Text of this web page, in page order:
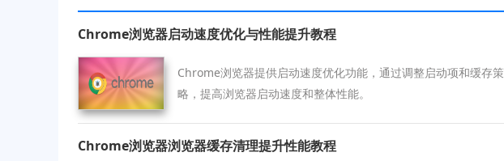
Chrome浏览器启动速度优化与性能提升教程
Chrome浏览器提供启动速度优化功能，通过调整启动项和缓存策
略，提高浏览器启动速度和整体性能。
Chrome浏览器浏览器缓存清理提升性能教程